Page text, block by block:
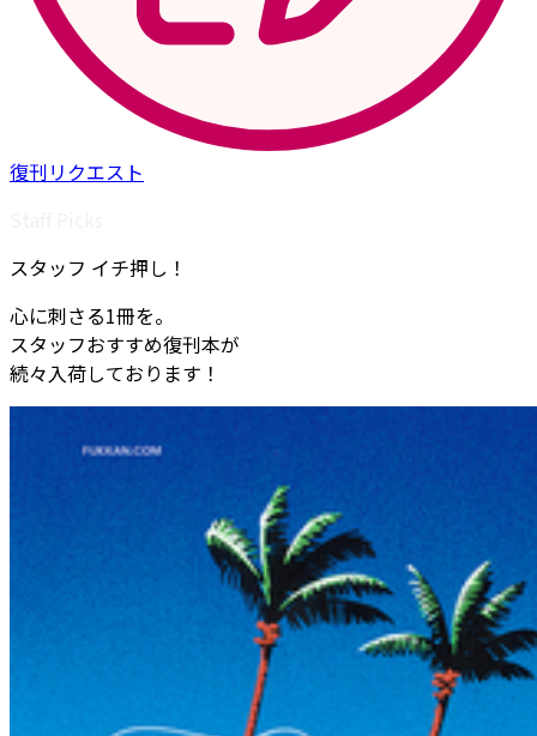
復刊リクエスト
スタッフ イチ押し！
心に刺さる1冊を。
スタッフおすすめ復刊本が
続々入荷しております！